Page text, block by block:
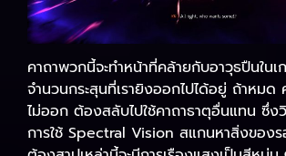
คาถาพวกนี้จะทำหน้าที่คล้ายกับอาวุธปืนใน
จำนวนกระสุนที่เรายิงออกไปได้อยู่ ถ้าหมด
ไม่ออก ต้องสลับไปใช้คาถาธาตุอื่นแทน ซึ่ง
การใช้ Spectral Vision สแกนหาสิ่งของ